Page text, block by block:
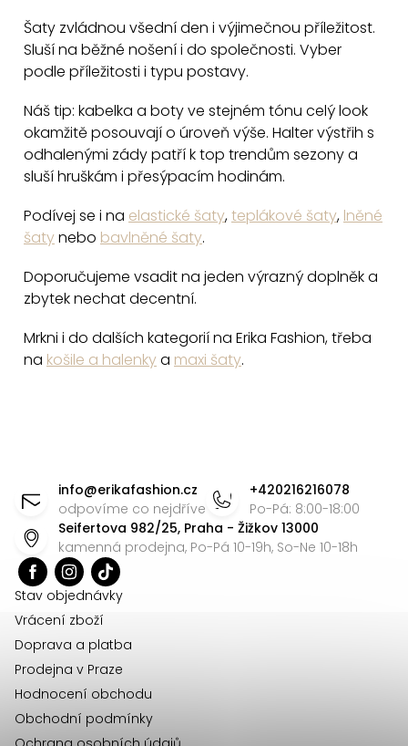
v
k
v
ý
p
i
s
u
Šaty zvládnou všední den i výjimečnou příležitost.
Sluší na běžné nošení i do společnosti. Vyber
podle příležitosti i typu postavy.
Náš tip: kabelka a boty ve stejném tónu celý look
okamžitě posouvají o úroveň výše. Halter výstřih s
odhalenými zády patří k top trendům sezony a
sluší hruškám i přesýpacím hodinám.
Podívej se i na elastické šaty,teplákové šaty, lněné
šatynebo bavlněné šaty.
Doporučujeme vsadit na jeden výrazný doplněk a
zbytek nechat decentní.
Mrkni i do dalších kategorií na Erika Fashion, třeba
na košile a halenkya maxi šaty.
info@erikafashion.cz
odpovíme co nejdříve
+420216216078
Po-Pá: 8:00-18:00
Seifertova 982/25, Praha - Žižkov 13000
kamenná prodejna, Po-Pá 10-19h, So-Ne 10-18h
Stav objednávky
Vrácení zboží
Doprava a platba
Prodejna v Praze
Hodnocení obchodu
Obchodní podmínky